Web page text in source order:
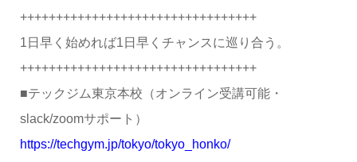
+++++++++++++++++++++++++++++++++
1日早く始めれば1日早くチャンスに巡り合う。
+++++++++++++++++++++++++++++++++
■テックジム東京本校（オンライン受講可能・
slack/zoomサポート）
https://techgym.jp/tokyo/tokyo_honko/